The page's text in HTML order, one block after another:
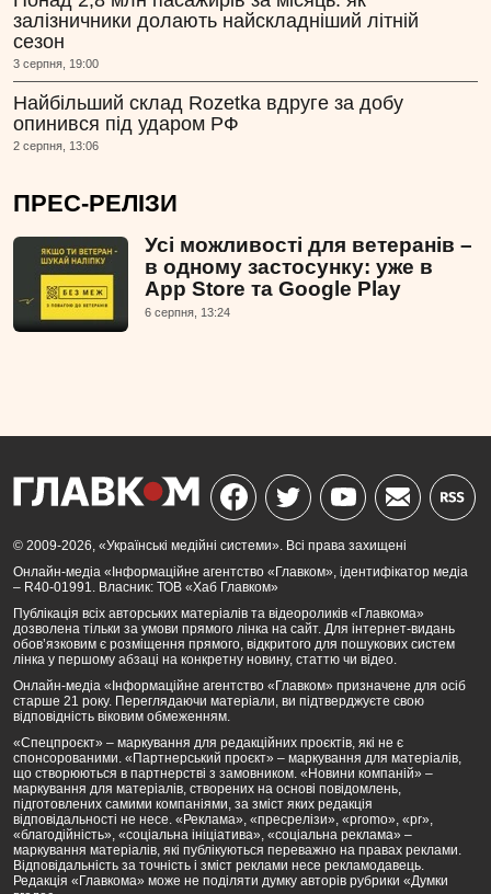
залізничники долають найскладніший літній
сезон
3 серпня, 19:00
Найбільший склад Rozetka вдруге за добу
опинився під ударом РФ
2 серпня, 13:06
ПРЕС-РЕЛІЗИ
Усі можливості для ветеранів –
в одному застосунку: уже в
App Store та Google Play
6 серпня, 13:24
© 2009-2026, «Українські медійні системи». Всі права захищені
Онлайн-медіа «Інформаційне агентство «Главком», ідентифікатор медіа
– R40-01991. Власник: ТОВ «Хаб Главком»
Публікація всіх авторських матеріалів та відеороликів «Главкома»
дозволена тільки за умови прямого лінка на сайт. Для інтернет-видань
обов’язковим є розміщення прямого, відкритого для пошукових систем
лінка у першому абзаці на конкретну новину, статтю чи відео.
Онлайн-медіа «Інформаційне агентство «Главком» призначене для осіб
старше 21 року. Переглядаючи матеріали, ви підтверджуєте свою
відповідність віковим обмеженням.
«Спецпроєкт» – маркування для редакційних проєктів, які не є
спонсорованими. «Партнерський проєкт» – маркування для матеріалів,
що створюються в партнерстві з замовником. «Новини компаній» –
маркування для матеріалів, створених на основі повідомлень,
підготовлених самими компаніями, за зміст яких редакція
відповідальності не несе. «Реклама», «пресрелізи», «promo», «pr»,
«благодійність», «соціальна ініціатива», «соціальна реклама» –
маркування матеріалів, які публікуються переважно на правах реклами.
Відповідальність за точність і зміст реклами несе рекламодавець.
Редакція «Главкома» може не поділяти думку авторів рубрики «Думки